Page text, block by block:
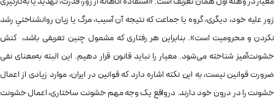
زور علیه خود، دیگری، گروه یا جماعت که نتیجه‌ آن آسیب، مرگ یا زیان روانشناختیِ رشد
نکردن و محرومیت است». بنابراین هر رفتاری که مشمول چنین تعریفی باشد، کنش
خشونت‌آمیز شناخته می‌شود. معیار را نباید قانون قرار دهیم. این البته به‌معنای نفی
ضرورت قوانین نیست، به این نکته اشاره دارد که قوانین در ایران، موارد زیادی از اعمال
خشونت را در درون خود دارند. درواقع یک وجه مهم خشونت ساختاری، اعمال خشونت